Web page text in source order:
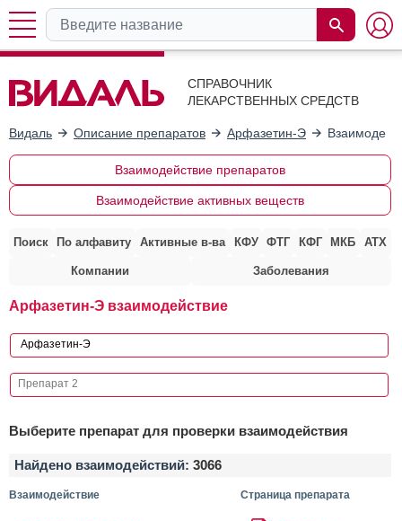
СПРАВОЧНИК
ЛЕКАРСТВЕННЫХ СРЕДСТВ
Видаль Описание препаратов Арфазетин-Э
Взаимодействие препаратов
Взаимодействие активных веществ
Поиск По алфавиту Активные в-ва КФУ ФТГ КФГ МКБ АТХ
Компании Заболевания
Арфазетин-Э взаимодействие
Выберите препарат для проверки взаимодействия
Найдено взаимодействий: 3066
Взаимодействие Страница препарата